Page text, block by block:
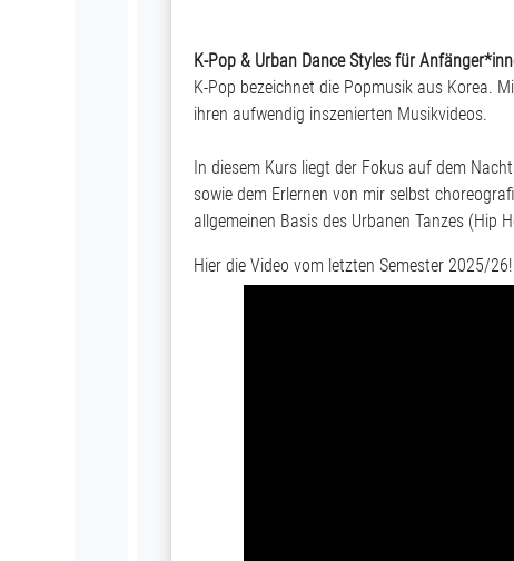
K-Pop & Urban Dance Styles für
K-Pop bezeichnet die Popmusik aus Korea.
ihren aufwendig inszenierten Musikvideos.
In diesem Kurs liegt der Fokus auf dem
sowie dem Erlernen von mir selbst
allgemeinen Basis des Urbanen Tanzes (Hip
Hier die Video vom letzten Semester 2025/26!